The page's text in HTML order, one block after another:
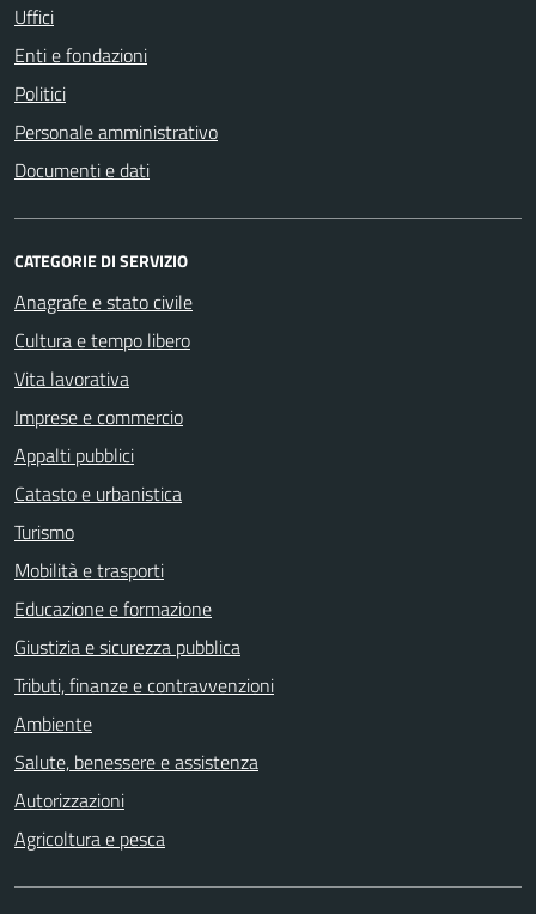
Uffici
Enti e fondazioni
Politici
Personale amministrativo
Documenti e dati
CATEGORIE DI SERVIZIO
Anagrafe e stato civile
Cultura e tempo libero
Vita lavorativa
Imprese e commercio
Appalti pubblici
Catasto e urbanistica
Turismo
Mobilità e trasporti
Educazione e formazione
Giustizia e sicurezza pubblica
Tributi, finanze e contravvenzioni
Ambiente
Salute, benessere e assistenza
Autorizzazioni
Agricoltura e pesca